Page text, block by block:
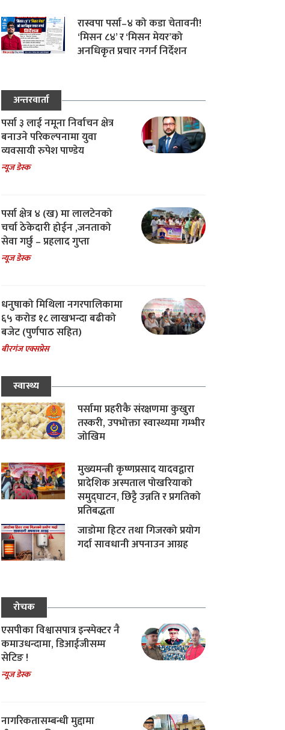
रास्वपा पर्सा–४ को कडा चेतावनी!
‘मिसन ८४’ र ‘मिसन मेयर’को
अनधिकृत प्रचार नगर्न निर्देशन
अन्तरवार्ता
पर्सा ३ लाई नमूना निर्वाचन क्षेत्र
बनाउने परिकल्पनामा युवा
व्यवसायी रुपेश पाण्डेय
न्यूज डेस्क
पर्सा क्षेत्र ४ (ख) मा लालटेनको
चर्चा ठेकेदारी होईन ,जनताको
सेवा गर्छु – प्रहलाद गुप्ता
न्यूज डेस्क
धनुषाको मिथिला नगरपालिकामा
६५ करोड १८ लाखभन्दा बढीको
बजेट (पुर्णपाठ सहित)
बीरगंज एक्सप्रेस
स्वास्थ्य
पर्सामा प्रहरीकै संरक्षणमा कुखुरा
तस्करी, उपभोक्ता स्वास्थ्यमा गम्भीर
जोखिम
मुख्यमन्त्री कृष्णप्रसाद यादवद्वारा
प्रादेशिक अस्पताल पोखरियाको
समुद्घाटन, छिट्टै उन्नति र प्रगतिको
प्रतिबद्धता
जाडोमा हिटर तथा गिजरको प्रयोग
गर्दा सावधानी अपनाउन आग्रह
रोचक
एसपीका विश्वासपात्र इन्स्पेक्टर नै
कमाउधन्दामा, डिआईजीसम्म
सेटिङ !
न्यूज डेस्क
नागरिकतासम्बन्धी मुद्दामा